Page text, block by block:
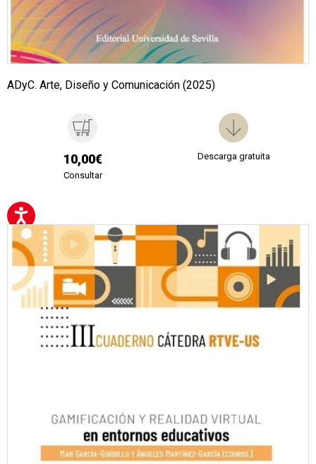
ADyC. Arte, Diseño y Comunicación (2025)
10,00€
Consultar
Descarga gratuita